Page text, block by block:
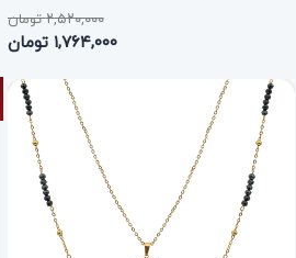
۲,۵۲۰,۰۰۰ تومان
۱,۷۶۴,۰۰۰ تومان